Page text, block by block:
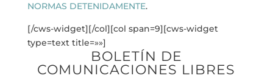
NORMAS DETENIDAMENTE.
[/cws-widget][/col][col span=9][cws-widget
type=text title=»»]
BOLETÍN DE
COMUNICACIONES LIBRES